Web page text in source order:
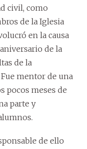
civil, como
de la Iglesia
en la causa
de la
de la
mentor de una
pocos meses de
parte y
de ello